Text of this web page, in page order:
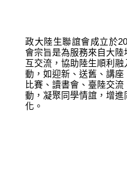
政大陸生聯誼會成立於
會宗旨是為服務來自大
互交流，協助陸生順利
動，如迎新、送舊、講
比賽、讀書會、臺陸交
動，凝聚同學情誼，增
化。